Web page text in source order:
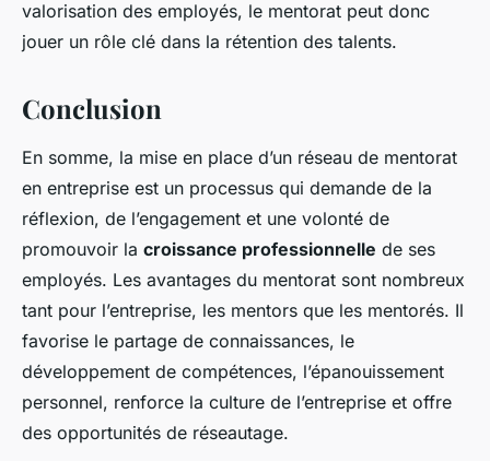
valorisation des employés, le mentorat peut donc
jouer un rôle clé dans la rétention des talents.
Conclusion
En somme, la mise en place d’un réseau de mentorat
en entreprise est un processus qui demande de la
réflexion, de l’engagement et une volonté de
promouvoir la croissance professionnelle de ses
employés. Les avantages du mentorat sont nombreux
tant pour l’entreprise, les mentors que les mentorés. Il
favorise le partage de connaissances, le
développement de compétences, l’épanouissement
personnel, renforce la culture de l’entreprise et offre
des opportunités de réseautage.